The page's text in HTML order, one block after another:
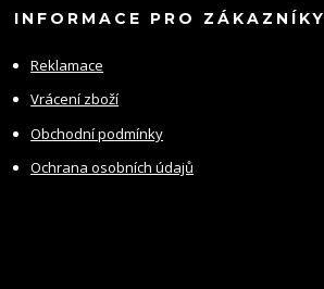
INFORMACE PRO ZÁKAZNÍKY
Reklamace
Vrácení zboží
Obchodní podmínky
Ochrana osobních údajů